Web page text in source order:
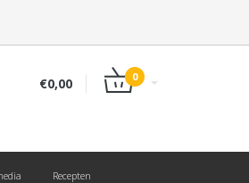
€0,00 0
Recepten